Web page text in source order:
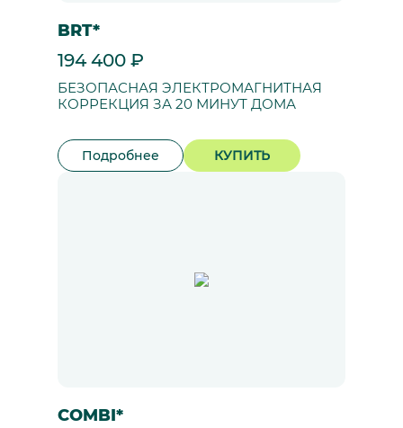
BRT*
194 400 ₽
БЕЗОПАСНАЯ ЭЛЕКТРОМАГНИТНАЯ
КОРРЕКЦИЯ ЗА 20 МИНУТ ДОМА
Подробнее КУПИТЬ
COMBI*